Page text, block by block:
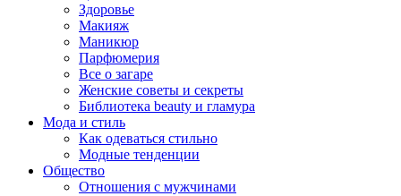
Здоровье
Макияж
Маникюр
Парфюмерия
Все о загаре
Женские советы и секреты
Библиотека beauty и гламура
Мода и стиль
Как одеваться стильно
Модные тенденции
Общество
Отношения с мужчинами